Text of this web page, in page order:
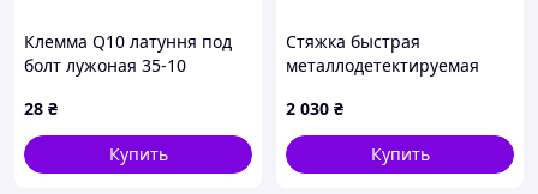
Клемма Q10 латуння под
болт лужоная 35-10
28 ₴
Купить
Стяжка быстрая
металлодетектируемая
шт синяя P0455-2 Код/
Артикул P0455-2
2 030 ₴
Купить